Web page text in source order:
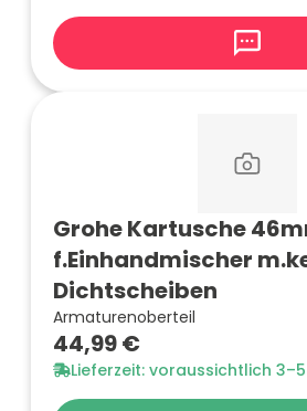
Grohe Kartusche
f.Einhandmischer
Dichtscheiben
Armaturenoberteil
44,99 €
Lieferzeit: voraussichtlich